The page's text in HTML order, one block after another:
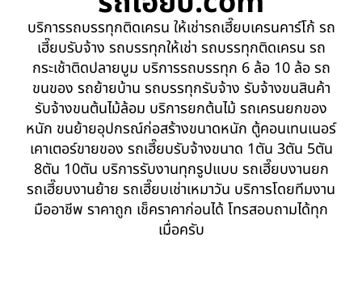
บริการรถบรรทุกติดเครน ให้เช่ารถเฮี๊ยบเครนคาร์โก้ รถ
เฮี๊ยบรับจ้าง รถบรรทุกให้เช่า รถบรรทุกติดเครน รถ
กระเช้าติดปลายบูม บริการรถบรรทุก 6 ล้อ 10 ล้อ รถ
ขนของ รถย้ายบ้าน รถบรรทุกรับจ้าง รับจ้างขนสินค้า
รับจ้างขนต้นไม้ล้อม บริการยกต้นไม้ รถเครนยกของ
หนัก ขนย้ายอุปกรณ์ก่อสร้างขนาดหนัก ตู้คอนเทนเนอร์
เคาเตอร์ขายของ รถเฮี๊ยบรับจ้างขนาด 1ตัน 3ตัน 5ตัน
8ตัน 10ตัน บริการรับงานทุกรูปแบบ รถเฮี๊ยบงานยก
รถเฮี๊ยบงานย้าย รถเฮี๊ยบเช่าเหมาวัน บริการโดยทีมงาน
มืออาชีพ ราคาถูก เช็คราคาก่อนได้ โทรสอบถามได้ทุก
เมื่อครับ